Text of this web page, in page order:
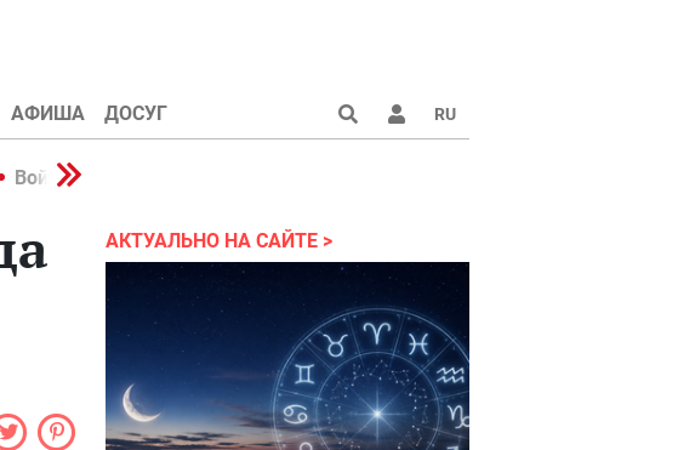
АФИША ДОСУГ RU
Война в Украине 2022
АКТУАЛЬНО НА САЙТЕ